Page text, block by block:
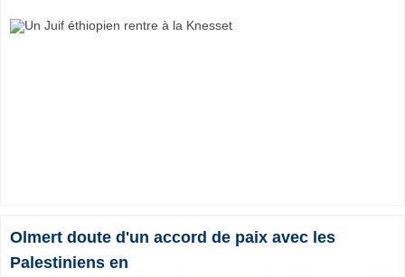
Olmert doute d'un accord de paix avec les
Palestiniens en